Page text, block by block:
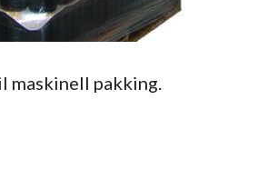
pakking.